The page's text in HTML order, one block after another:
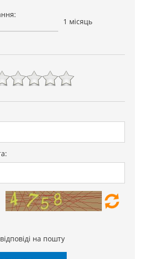
1 місяць
на пошту